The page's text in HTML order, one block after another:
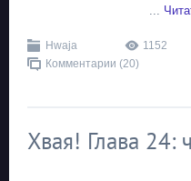
...
Hwaja 1152
Комментарии (20)
Хвая! Глава 24: